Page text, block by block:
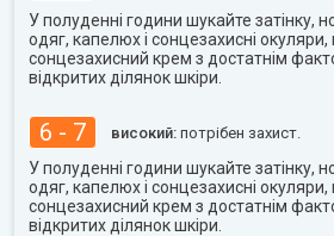
У полуденні години шукайте затінку,
одяг, капелюх і сонцезахисні
сонцезахисний крем з достатнім
відкритих ділянок шкіри.
6 - 7 високий: потрібен захист.
У полуденні години шукайте затінку,
одяг, капелюх і сонцезахисні
сонцезахисний крем з достатнім
відкритих ділянок шкіри.